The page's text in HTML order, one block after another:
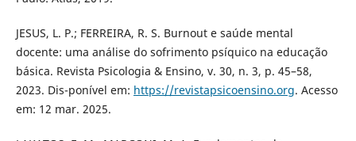
JESUS, L. P.; FERREIRA, R. S. Burnout e saúde mental
docente: uma análise do sofrimento psíquico na educação
básica. Revista Psicologia & Ensino, v. 30, n. 3, p. 45–58,
2023. Dis-ponível em: https://revistapsicoensino.org. Acesso
em: 12 mar. 2025.